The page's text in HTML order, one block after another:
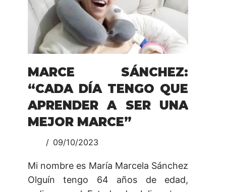
MARCE SÁNCHEZ:
“CADA DÍA TENGO QUE
APRENDER A SER UNA
MEJOR MARCE”
09/10/2023
Mi nombre es María Marcela Sánchez
Olguín tengo 64 años de edad,